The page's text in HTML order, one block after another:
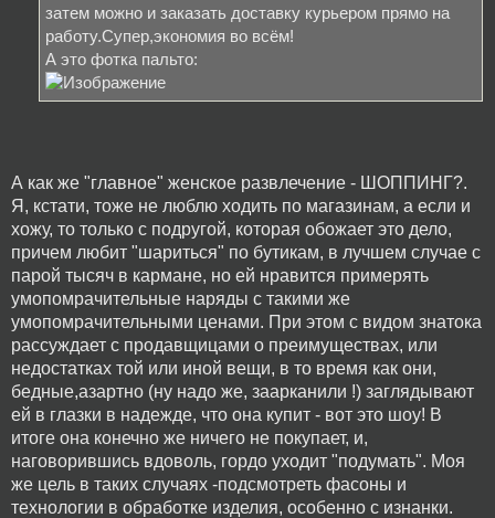
затем можно и заказать доставку курьером прямо на
работу.Супер,экономия во всём!
А это фотка пальто:
А как же "главное" женское развлечение - ШОППИНГ?.
Я, кстати, тоже не люблю ходить по магазинам, а если и
хожу, то только с подругой, которая обожает это дело,
причем любит "шариться" по бутикам, в лучшем случае с
парой тысяч в кармане, но ей нравится примерять
умопомрачительные наряды с такими же
умопомрачительными ценами. При этом с видом знатока
рассуждает с продавщицами о преимуществах, или
недостатках той или иной вещи, в то время как они,
бедные,азартно (ну надо же, заарканили !) заглядывают
ей в глазки в надежде, что она купит - вот это шоу! В
итоге она конечно же ничего не покупает, и,
наговорившись вдоволь, гордо уходит "подумать". Моя
же цель в таких случаях -подсмотреть фасоны и
технологии в обработке изделия, особенно с изнанки.